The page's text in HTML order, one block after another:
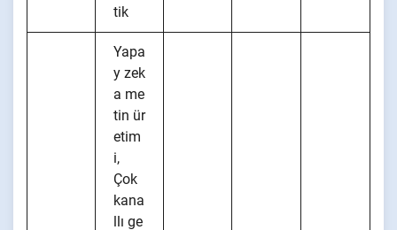
tik
Yapa
y zek
a me
tin ür
etim
i,
Çok
kana
llı ge